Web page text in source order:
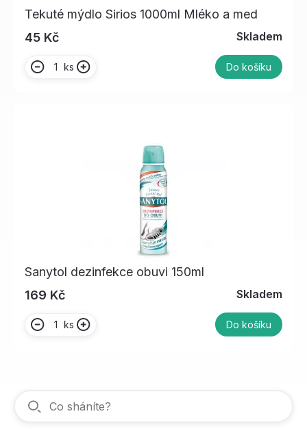
Tekuté mýdlo Sirios 1000ml Mléko a med
45 Kč
Skladem
ks Do košíku
Sanytol dezinfekce obuvi 150ml
169 Kč
Skladem
ks Do košíku